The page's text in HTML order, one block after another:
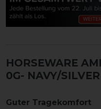
HORSEWARE
0G- NAVY/SILVER
Guter Tragekomfort